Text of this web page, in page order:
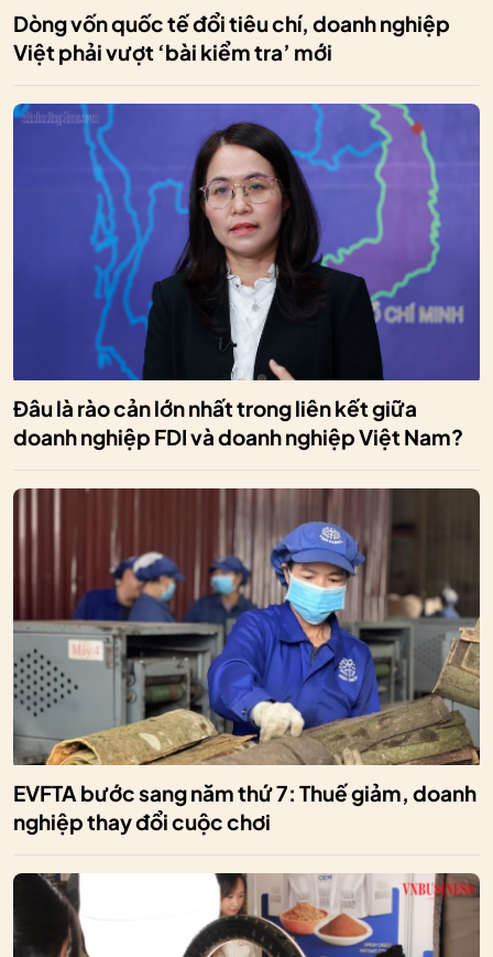
Dòng vốn quốc tế đổi tiêu chí, doanh nghiệp
Việt phải vượt ‘bài kiểm tra’ mới
Đâu là rào cản lớn nhất trong liên kết giữa
doanh nghiệp FDI và doanh nghiệp Việt Nam?
EVFTA bước sang năm thứ 7: Thuế giảm, doanh
nghiệp thay đổi cuộc chơi